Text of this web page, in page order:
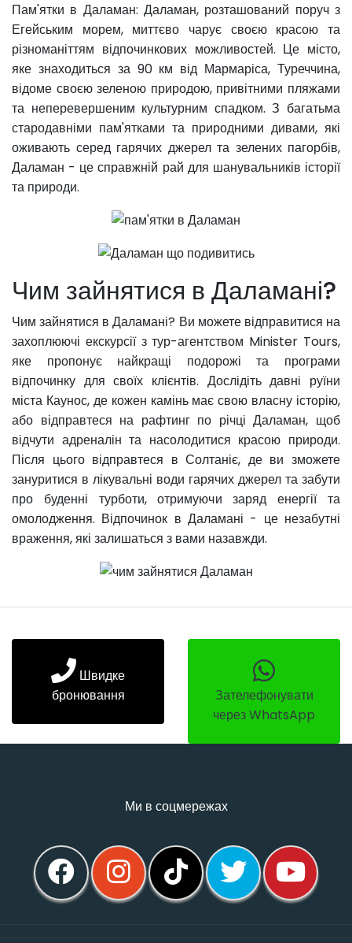
Пам'ятки в Даламан: Даламан, розташований поруч з
Егейським морем, миттєво чарує своєю красою та
різноманіттям відпочинкових можливостей. Це місто,
яке знаходиться за 90 км від Мармаріса, Туреччина,
відоме своєю зеленою природою, привітними пляжами
та неперевершеним культурним спадком. З багатьма
стародавніми пам'ятками та природними дивами, які
оживають серед гарячих джерел та зелених пагорбів,
Даламан - це справжній рай для шанувальників історії
та природи.
Чим зайнятися в Даламані?
Чим зайнятися в Даламані? Ви можете відправитися на
захоплюючі екскурсії з тур-агентством Minister Tours,
яке пропонує найкращі подорожі та програми
відпочинку для своїх клієнтів. Дослідіть давні руїни
міста Каунос, де кожен камінь має свою власну історію,
або відправтеся на рафтинг по річці Даламан, щоб
відчути адреналін та насолодитися красою природи.
Після цього відправтеся в Солтаніє, де ви зможете
зануритися в лікувальні води гарячих джерел та забути
про буденні турботи, отримуючи заряд енергії та
омолодження. Відпочинок в Даламані - це незабутні
враження, які залишаться з вами назавжди.
Швидке
бронювання
Зателефонувати
через WhatsApp
Ми в соцмережах